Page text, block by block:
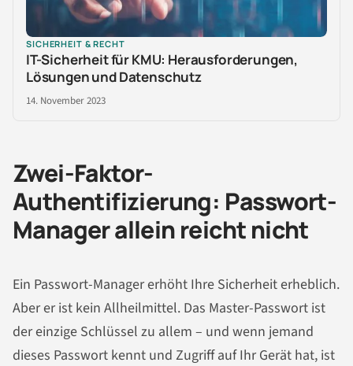
SICHERHEIT & RECHT
IT-Sicherheit für KMU: Herausforderungen,
Lösungen und Datenschutz
14. November 2023
Zwei-Faktor-
Authentifizierung: Passwort-
Manager allein reicht nicht
Ein Passwort-Manager erhöht Ihre Sicherheit erheblich.
Aber er ist kein Allheilmittel. Das Master-Passwort ist
der einzige Schlüssel zu allem – und wenn jemand
dieses Passwort kennt und Zugriff auf Ihr Gerät hat, ist